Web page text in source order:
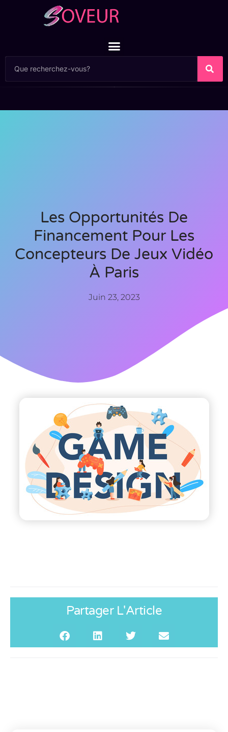
Les Opportunités De
Financement Pour Les
Concepteurs De Jeux Vidéo
À Paris
Juin 23, 2023
Partager L'Article